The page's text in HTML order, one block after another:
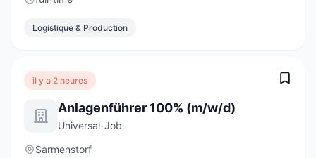
Logistique & Production
il y a 2 heures
Anlagenführer 100% (m/w/d)
Universal-Job
Sarmenstorf